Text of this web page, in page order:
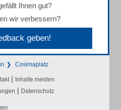
Ihnen gut?
wir verbessern?
geben!
Cosimaplatz
| Inhalte melden
| Datenschutz